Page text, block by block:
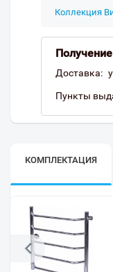
Коллекция
Доставка:
Пункты
КОМПЛЕКТАЦИЯ